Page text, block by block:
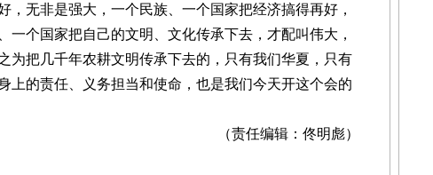
，无非是强大，一个民族、一个国家把经济搞得再好，
一个国家把自己的文明、文化传承下去，才配叫伟大，
为把几千年农耕文明传承下去的，只有我们华夏，只有
上的责任、义务担当和使命，也是我们今天开这个会的
（责任编辑：佟明彪）